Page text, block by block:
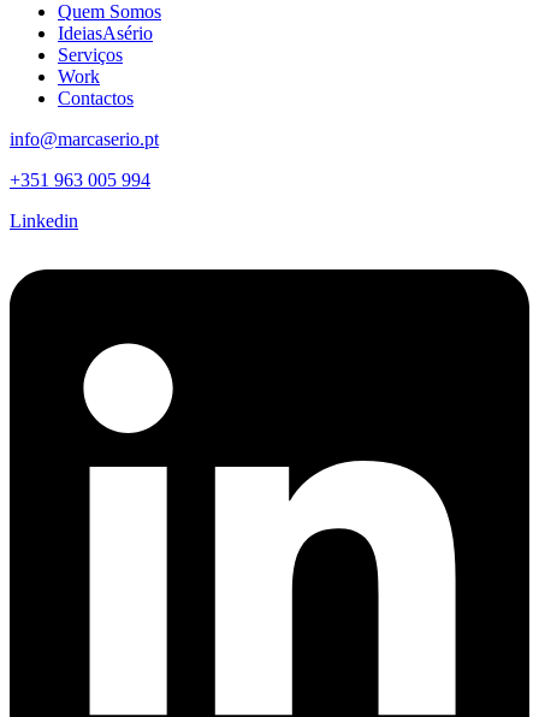
Quem Somos
IdeiasAsério
Serviços
Work
Contactos
info@marcaserio.pt
+351 963 005 994
Linkedin